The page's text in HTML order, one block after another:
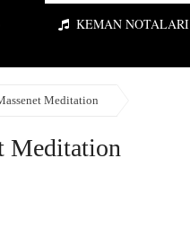
KEMAN NOTALARI
Meditation
Meditation